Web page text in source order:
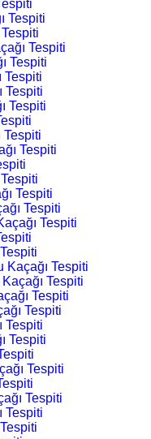
Tespiti
Tespiti
Tespiti
Tespiti
Tespiti
Tespiti
Tespiti
Tespiti
Tespiti
Tespiti
Tespiti
Kaçağı Tespiti
Tespiti
Tespiti
Tespiti
Tespiti
Tespiti
Tespiti
Tespiti
Tespiti